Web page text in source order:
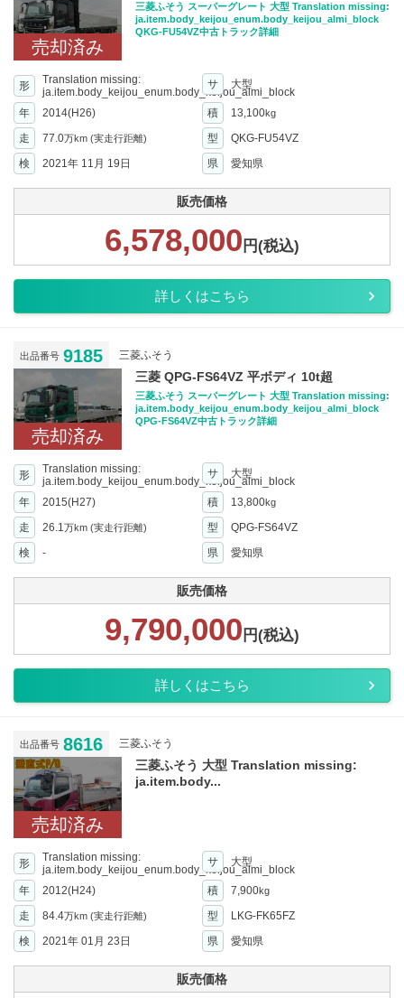
売却済み
三菱ふそう スーパーグレート 大型 Translation missing:
ja.item.body_keijou_enum.body_keijou_almi_block
QKG-FU54VZ中古トラック詳細
形
Translation missing:
ja.item.body_keijou_enum.body_keijou_almi_block
サ 大型
年 2014(H26) 積 13,100kg
走 77.0万km (実走行距離) 型
QKG-FU54VZ
検
2021年 11月 19日 県 愛知県
販売価格
6,578,000 円(税込)
詳しくはこちら
出品番号 9185 三菱ふそう
売却済み
三菱 QPG-FS64VZ 平ボディ 10t超
三菱ふそう スーパーグレート 大型 Translation missing:
ja.item.body_keijou_enum.body_keijou_almi_block
QPG-FS64VZ中古トラック詳細
形
Translation missing:
ja.item.body_keijou_enum.body_keijou_almi_block
サ 大型
年 2015(H27) 積 13,800kg
走 26.1 万km (実走行距離) 型
QPG-FS64VZ
検
- 県 愛知県
販売価格
9,790,000 円(税込)
詳しくはこちら
出品番号 8616 三菱ふそう
売却済み
三菱ふそう 大型 Translation missing:
ja.item.body...
形
Translation missing:
ja.item.body_keijou_enum.body_keijou_almi_block
サ 大型
年 2012(H24) 積 7,900kg
走 84.4万km (実走行距離) 型
LKG-FK65FZ
検
2021年 01月 23日 県 愛知県
販売価格